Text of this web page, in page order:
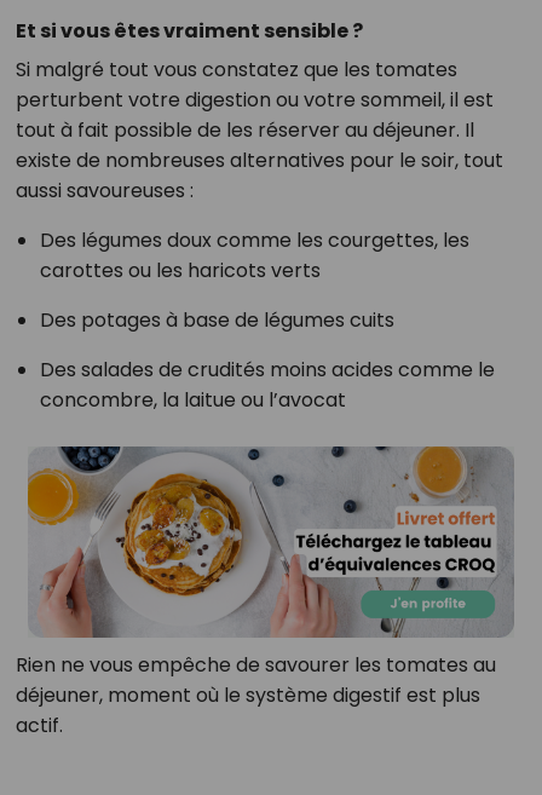
Et si vous êtes vraiment sensible ?
Si malgré tout vous constatez que les tomates
perturbent votre digestion ou votre sommeil, il est
tout à fait possible de les réserver au déjeuner. Il
existe de nombreuses alternatives pour le soir, tout
aussi savoureuses :
Des légumes doux comme les courgettes, les
carottes ou les haricots verts
Des potages à base de légumes cuits
Des salades de crudités moins acides comme le
concombre, la laitue ou l’avocat
Rien ne vous empêche de savourer les tomates au
déjeuner, moment où le système digestif est plus
actif.